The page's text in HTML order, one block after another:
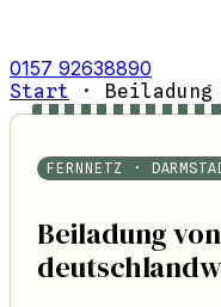
0157 92638890
Start ·
FERNNETZ ·
Beiladung